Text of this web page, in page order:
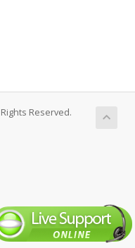
Rights Reserved.